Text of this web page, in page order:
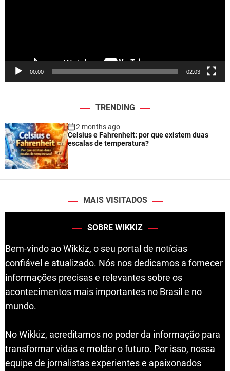
00:00 02:03
TRENDING
2 months ago
Celsius e Fahrenheit: por que existem duas
escalas de temperatura?
MAIS VISITADOS
SOBRE WIKKIZ
Bem-vindo ao Wikkiz, o seu portal de notícias
confiável e atualizado. Nós nos dedicamos a fornecer
informações precisas e relevantes sobre os
acontecimentos mais importantes no Brasil e no
mundo.
No Wikkiz, acreditamos no poder da informação para
transformar vidas e moldar o futuro. Por isso, nossa
equipe de jornalistas experientes e apaixonados